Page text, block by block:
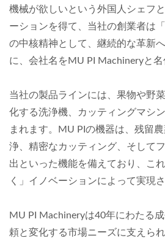
機械が欲しいという外国人シェフ
ーションを得て、当社の創業者は
の中核精神として、継続的な革新
に、会社名をMU PI Machineryと名
当社の製品ラインには、果物や野
化する洗浄機、カッティングマシ
まれます。MU PIの機器は、残留
浄、精密なカッティング、そして
出といった機能を備えており、こ
く」イノベーションによって実現
MU PI Machineryは40年にわたる
頼と変化する市場ニーズに支えら